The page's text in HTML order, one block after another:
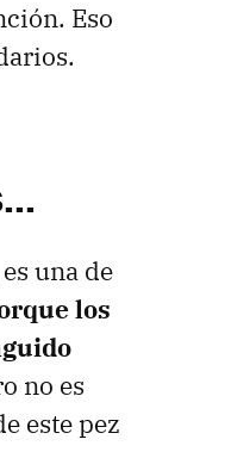
Eso
una de
los
no es
este pez